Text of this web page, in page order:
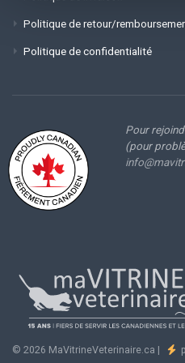
Politique de retour/
Politique de confidentialité
Pour
(pour
© 2026 MaVitrineVeterinaire.ca |